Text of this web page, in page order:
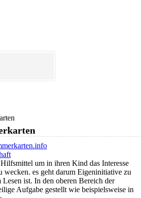
um in ihren Kind das Interesse
wecken. es geht darum Eigeninitiative zu
ist. In den oberen Bereich der
Aufgabe gestellt wie beispielsweise in